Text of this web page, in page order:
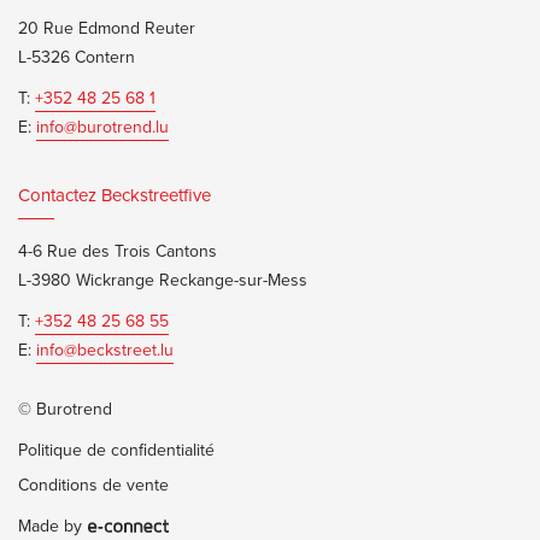
20 Rue Edmond Reuter
L-5326 Contern
T:+352 48 25 68 1
E: info@burotrend.lu
Contactez Beckstreetfive
4-6 Rue des Trois Cantons
L-3980 Wickrange Reckange-sur-Mess
T:+352 48 25 68 55
E: info@beckstreet.lu
© Burotrend
Politique de confidentialité
Conditions de vente
Made by